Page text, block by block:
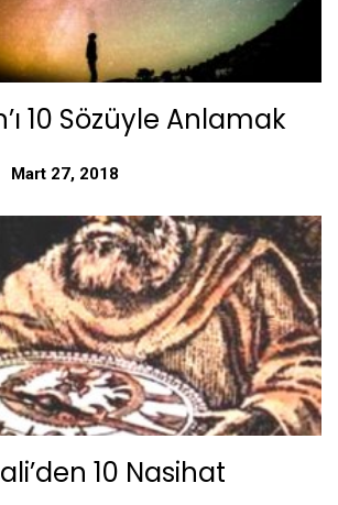
10 Sözüyle Anlamak
Mart 27, 2018
10 Nasihat